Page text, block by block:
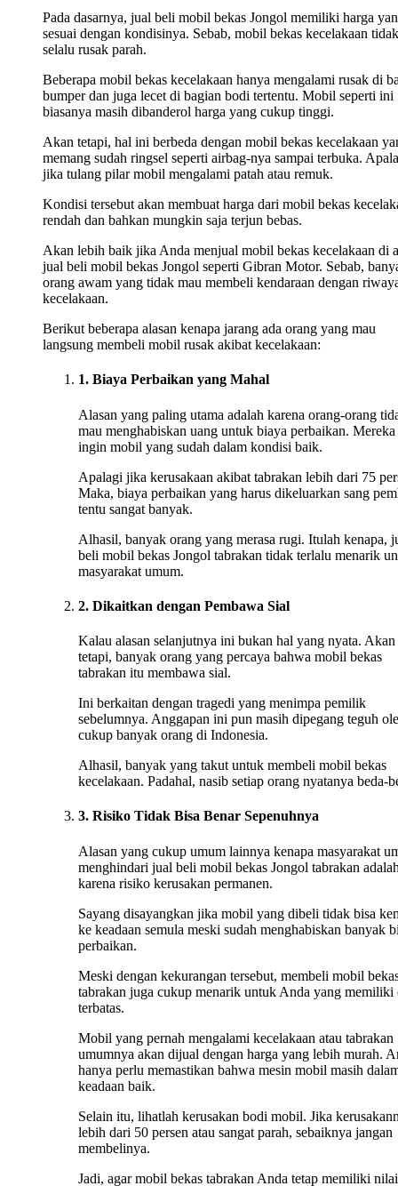
Pada dasarnya, jual beli mobil bekas Jongol memiliki harga
sesuai dengan kondisinya. Sebab, mobil bekas kecelakaan tidak
selalu rusak parah.
Beberapa mobil bekas kecelakaan hanya mengalami rusak di
bumper dan juga lecet di bagian bodi tertentu. Mobil seperti ini
biasanya masih dibanderol harga yang cukup tinggi.
Akan tetapi, hal ini berbeda dengan mobil bekas kecelakaan
memang sudah ringsel seperti airbag-nya sampai terbuka.
jika tulang pilar mobil mengalami patah atau remuk.
Kondisi tersebut akan membuat harga dari mobil bekas
rendah dan bahkan mungkin saja terjun bebas.
Akan lebih baik jika Anda menjual mobil bekas kecelakaan di
jual beli mobil bekas Jongol seperti Gibran Motor. Sebab,
orang awam yang tidak mau membeli kendaraan dengan
kecelakaan.
Berikut beberapa alasan kenapa jarang ada orang yang mau
langsung membeli mobil rusak akibat kecelakaan:
1. Biaya Perbaikan yang Mahal
Alasan yang paling utama adalah karena orang-orang
mau menghabiskan uang untuk biaya perbaikan. Mereka
ingin mobil yang sudah dalam kondisi baik.
Apalagi jika kerusakaan akibat tabrakan lebih dari 75
Maka, biaya perbaikan yang harus dikeluarkan sang
tentu sangat banyak.
Alhasil, banyak orang yang merasa rugi. Itulah kenapa,
beli mobil bekas Jongol tabrakan tidak terlalu menarik
masyarakat umum.
2. Dikaitkan dengan Pembawa Sial
Kalau alasan selanjutnya ini bukan hal yang nyata. Akan
tetapi, banyak orang yang percaya bahwa mobil bekas
tabrakan itu membawa sial.
Ini berkaitan dengan tragedi yang menimpa pemilik
sebelumnya. Anggapan ini pun masih dipegang teguh
cukup banyak orang di Indonesia.
Alhasil, banyak yang takut untuk membeli mobil bekas
kecelakaan. Padahal, nasib setiap orang nyatanya beda-
3. Risiko Tidak Bisa Benar Sepenuhnya
Alasan yang cukup umum lainnya kenapa masyarakat
menghindari jual beli mobil bekas Jongol tabrakan
karena risiko kerusakan permanen.
Sayang disayangkan jika mobil yang dibeli tidak bisa
ke keadaan semula meski sudah menghabiskan banyak
perbaikan.
Meski dengan kekurangan tersebut, membeli mobil
tabrakan juga cukup menarik untuk Anda yang memiliki
terbatas.
Mobil yang pernah mengalami kecelakaan atau tabrakan
umumnya akan dijual dengan harga yang lebih murah.
hanya perlu memastikan bahwa mesin mobil masih
keadaan baik.
Selain itu, lihatlah kerusakan bodi mobil. Jika
lebih dari 50 persen atau sangat parah, sebaiknya jangan
membelinya.
Jadi, agar mobil bekas tabrakan Anda tetap memiliki